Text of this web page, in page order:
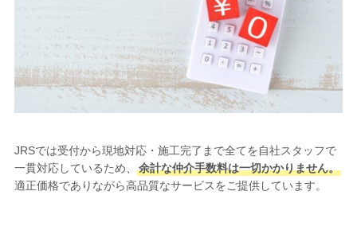
JRSでは受付から現地対応・施工完了まで全てを自社スタッフで
一貫対応しているため、
余計な仲介手数料は一切かかりません。
適正価格でありながら高品質なサービスをご提供しています。